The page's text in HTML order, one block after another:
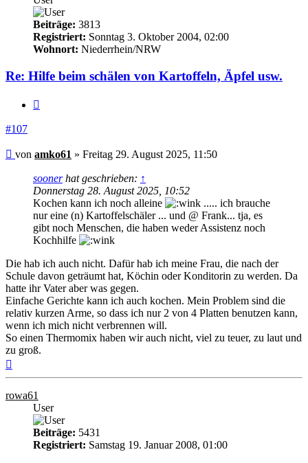
Beiträge: 3813
Registriert: Sonntag 3. Oktober 2004, 02:00
Wohnort: Niederrhein/NRW
Re: Hilfe beim schälen von Kartoffeln, Äpfel usw.
#107
Beitrag
von amko61 » Freitag 29. August 2025, 11:50
soonerhat geschrieben: ↑
Donnerstag 28. August 2025, 10:52
Kochen kann ich noch alleine
..... ich brauche
nur eine (n) Kartoffelschäler ... und @ Frank... tja, es
gibt noch Menschen, die haben weder Assistenz noch
Kochhilfe
Die hab ich auch nicht. Dafür hab ich meine Frau, die nach der
Schule davon geträumt hat, Köchin oder Konditorin zu werden. Da
hatte ihr Vater aber was gegen.
Einfache Gerichte kann ich auch kochen. Mein Problem sind die
relativ kurzen Arme, so dass ich nur 2 von 4 Platten benutzen kann,
wenn ich mich nicht verbrennen will.
So einen Thermomix haben wir auch nicht, viel zu teuer, zu laut und
zu groß.
rowa61
User
Beiträge: 5431
Registriert: Samstag 19. Januar 2008, 01:00